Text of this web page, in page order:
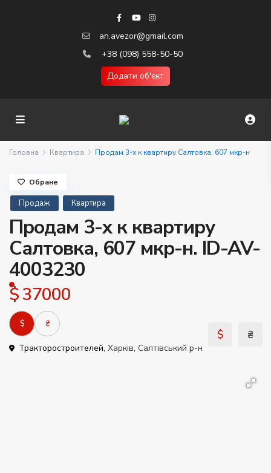
an.avezor@gmail.com
+38 (098) 558-50-50
Додати об'єкт
Головна Квартира Продам 3-х к квартиру Салтовка, 607 мкр-н
Продаж Квартира
Продам 3-х к квартиру
Салтовка, 607 мкр-н. ID-AV-
4003230
$ 37000
$ ₴
Тракторостроителей, Харків, Салтівський р-н
Обране
$ ₴